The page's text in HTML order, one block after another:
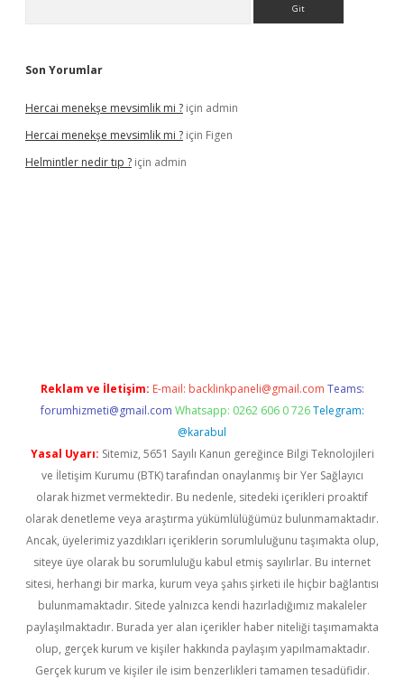
Son Yorumlar
Hercai menekşe mevsimlik mi ? için admin
Hercai menekşe mevsimlik mi ? için Figen
Helmintler nedir tıp ? için admin
Reklam ve İletişim: E-mail: backlinkpaneli@gmail.com Teams:
forumhizmeti@gmail.com Whatsapp: 0262 606 0 726 Telegram:
@karabul
Yasal Uyarı: Sitemiz, 5651 Sayılı Kanun gereğince Bilgi Teknolojileri
ve İletişim Kurumu (BTK) tarafından onaylanmış bir Yer Sağlayıcı
olarak hizmet vermektedir. Bu nedenle, sitedeki içerikleri proaktif
olarak denetleme veya araştırma yükümlülüğümüz bulunmamaktadır.
Ancak, üyelerimiz yazdıkları içeriklerin sorumluluğunu taşımakta olup,
siteye üye olarak bu sorumluluğu kabul etmiş sayılırlar. Bu internet
sitesi, herhangi bir marka, kurum veya şahıs şirketi ile hiçbir bağlantısı
bulunmamaktadır. Sitede yalnızca kendi hazırladığımız makaleler
paylaşılmaktadır. Burada yer alan içerikler haber niteliği taşımamakta
olup, gerçek kurum ve kişiler hakkında paylaşım yapılmamaktadır.
Gerçek kurum ve kişiler ile isim benzerlikleri tamamen tesadüfidir.